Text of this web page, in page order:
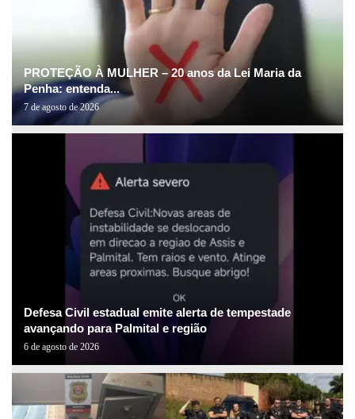
PROTEÇÃO À MULHER – 20 anos da Lei Maria da
Penha: entenda...
7 de agosto de 2026
Defesa Civil estadual emite alerta de tempestade
avançando para Palmital e região
6 de agosto de 2026